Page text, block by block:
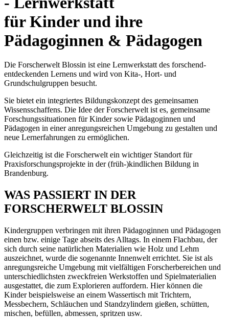
für Kinder und ihre
Pädagoginnen & Pädagogen
Die Forscherwelt Blossin ist eine Lernwerkstatt des forschend-
entdeckenden Lernens und wird von Kita-, Hort- und
Grundschulgruppen besucht.
Sie bietet ein integriertes Bildungskonzept des gemeinsamen
Wissensschaffens. Die Idee der Forscherwelt ist es, gemeinsame
Forschungssituationen für Kinder sowie Pädagoginnen und
Pädagogen in einer anregungsreichen Umgebung zu gestalten und
neue Lernerfahrungen zu ermöglichen.
Gleichzeitig ist die Forscherwelt ein wichtiger Standort für
Praxisforschungsprojekte in der (früh-)kindlichen Bildung in
Brandenburg.
WAS PASSIERT IN DER
FORSCHERWELT BLOSSIN
Kindergruppen verbringen mit ihren Pädagoginnen und Pädagogen
einen bzw. einige Tage abseits des Alltags. In einem Flachbau, der
sich durch seine natürlichen Materialien wie Holz und Lehm
auszeichnet, wurde die sogenannte Innenwelt errichtet. Sie ist als
anregungsreiche Umgebung mit vielfältigen Forscherbereichen und
unterschiedlichsten zweckfreien Werkstoffen und Spielmaterialien
ausgestattet, die zum Explorieren auffordern. Hier können die
Kinder beispielsweise an einem Wassertisch mit Trichtern,
Messbechern, Schläuchen und Standzylindern gießen, schütten,
mischen, befüllen, abmessen, spritzen usw.